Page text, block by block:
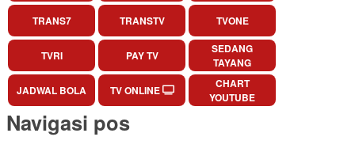
TRANS7 TRANSTV TVONE
TVRI PAY TV
SEDANG
TAYANG
JADWAL BOLA
TV ONLINE
CHART
YOUTUBE
Navigasi pos